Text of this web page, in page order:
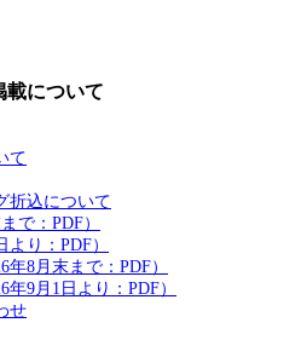
載について
て
折込について
で：PDF）
り：PDF）
8月末まで：PDF）
9月1日より：PDF）
せ